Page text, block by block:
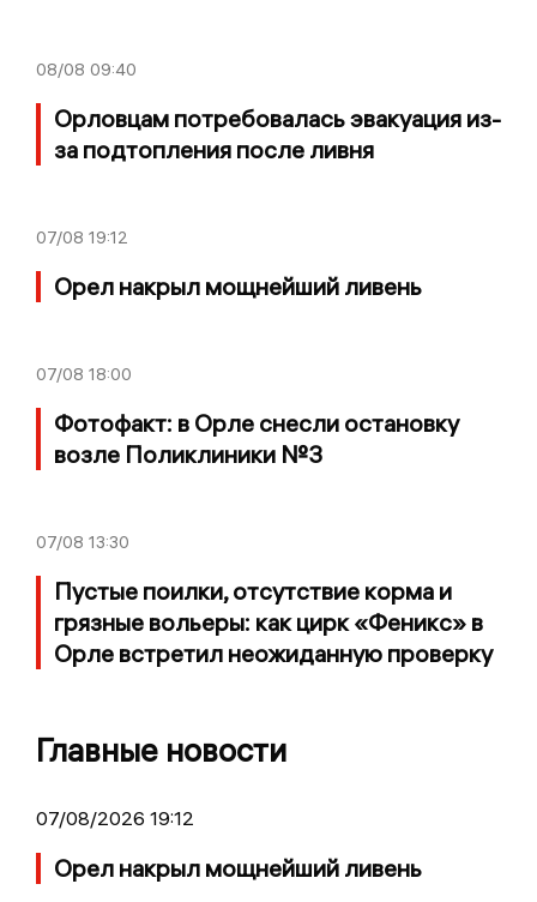
08/08 09:40
Орловцам потребовалась эвакуация из-
за подтопления после ливня
07/08 19:12
Орел накрыл мощнейший ливень
07/08 18:00
Фотофакт: в Орле снесли остановку
возле Поликлиники №3
07/08 13:30
Пустые поилки, отсутствие корма и
грязные вольеры: как цирк «Феникс» в
Орле встретил неожиданную проверку
Главные новости
07/08/2026 19:12
Орел накрыл мощнейший ливень